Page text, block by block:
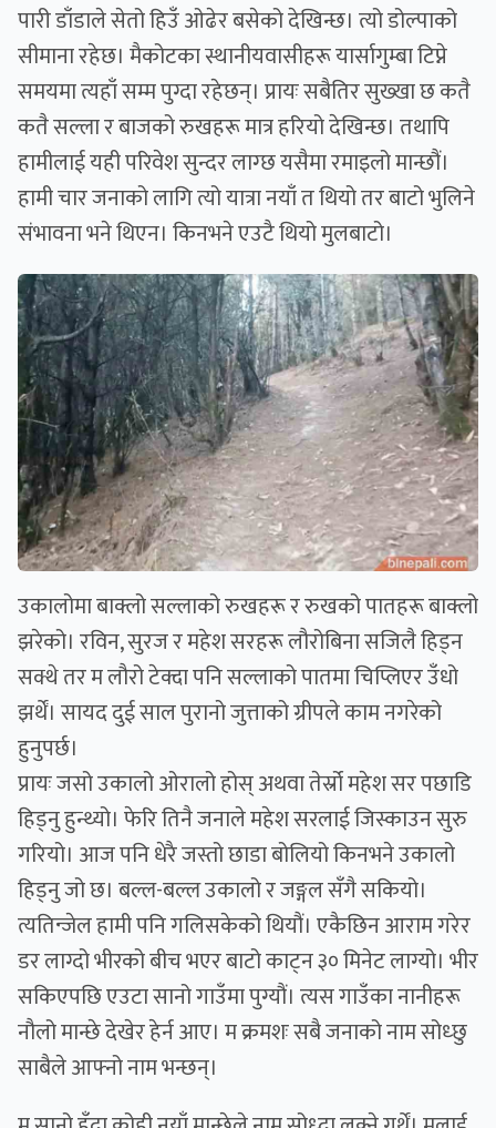
पारी डाँडाले सेतो हिउँ ओढेर बसेको देखिन्छ। त्यो डोल्पाको
सीमाना रहेछ। मैकोटका स्थानीयवासीहरू यार्सागुम्बा टिप्ने
समयमा त्यहाँ सम्म पुग्दा रहेछन्। प्रायः सबैतिर सुख्खा छ कतै
कतै सल्ला र बाजको रुखहरू मात्र हरियो देखिन्छ। तथापि
हामीलाई यही परिवेश सुन्दर लाग्छ यसैमा रमाइलो मान्छौं।
हामी चार जनाको लागि त्यो यात्रा नयाँ त थियो तर बाटो भुलिने
संभावना भने थिएन। किनभने एउटै थियो मुलबाटो।
उकालोमा बाक्लो सल्लाको रुखहरू र रुखको पातहरू बाक्लो
झरेको। रविन, सुरज र महेश सरहरू लौरोबिना सजिलै हिड्न
सक्थे तर म लौरो टेक्दा पनि सल्लाको पातमा चिप्लिएर उँधो
झर्थें। सायद दुई साल पुरानो जुत्ताको ग्रीपले काम नगरेको
हुनुपर्छ।
प्रायः जसो उकालो ओरालो होस् अथवा तेर्स्रो महेश सर पछाडि
हिड्नु हुन्थ्यो। फेरि तिनै जनाले महेश सरलाई जिस्काउन सुरु
गरियो। आज पनि धेरै जस्तो छाडा बोलियो किनभने उकालो
हिड्नु जो छ। बल्ल-बल्ल उकालो र जङ्गल सँगै सकियो।
त्यतिन्जेल हामी पनि गलिसकेको थियौं। एकैछिन आराम गरेर
डर लाग्दो भीरको बीच भएर बाटो काट्न ३० मिनेट लाग्यो। भीर
सकिएपछि एउटा सानो गाउँमा पुग्यौं। त्यस गाउँका नानीहरू
नौलो मान्छे देखेर हेर्न आए। म क्रमशः सबै जनाको नाम सोध्छु
साबैले आफ्नो नाम भन्छन्।